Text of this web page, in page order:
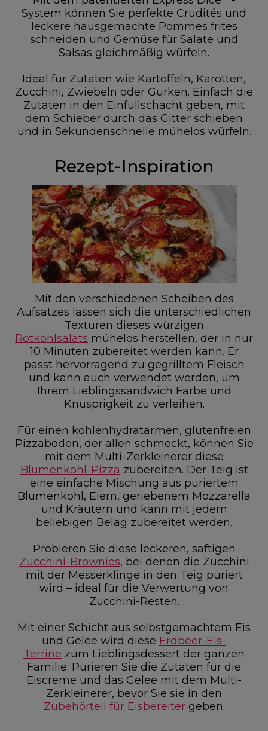
System können Sie perfekte Crudités und
leckere hausgemachte Pommes frites
schneiden und Gemüse für Salate und
Salsas gleichmäßig würfeln.
Ideal für Zutaten wie Kartoffeln, Karotten,
Zucchini, Zwiebeln oder Gurken. Einfach die
Zutaten in den Einfüllschacht geben, mit
dem Schieber durch das Gitter schieben
und in Sekundenschnelle mühelos würfeln.
Rezept-Inspiration
Mit den verschiedenen Scheiben des
Aufsatzes lassen sich die unterschiedlichen
Texturen dieses würzigen
Rotkohlsalats mühelos herstellen, der in nur
10 Minuten zubereitet werden kann. Er
passt hervorragend zu gegrilltem Fleisch
und kann auch verwendet werden, um
Ihrem Lieblingssandwich Farbe und
Knusprigkeit zu verleihen.
Für einen kohlenhydratarmen, glutenfreien
Pizzaboden, der allen schmeckt, können Sie
mit dem Multi-Zerkleinerer diese
Blumenkohl-Pizza zubereiten. Der Teig ist
eine einfache Mischung aus püriertem
Blumenkohl, Eiern, geriebenem Mozzarella
und Kräutern und kann mit jedem
beliebigen Belag zubereitet werden.
Probieren Sie diese leckeren, saftigen
Zucchini-Brownies, bei denen die Zucchini
mit der Messerklinge in den Teig püriert
wird – ideal für die Verwertung von
Zucchini-Resten.
Mit einer Schicht aus selbstgemachtem Eis
und Gelee wird diese Erdbeer-Eis-
Terrine zum Lieblingsdessert der ganzen
Familie. Pürieren Sie die Zutaten für die
Eiscreme und das Gelee mit dem Multi-
Zerkleinerer, bevor Sie sie in den
Zubehörteil für Eisbereitergeben.